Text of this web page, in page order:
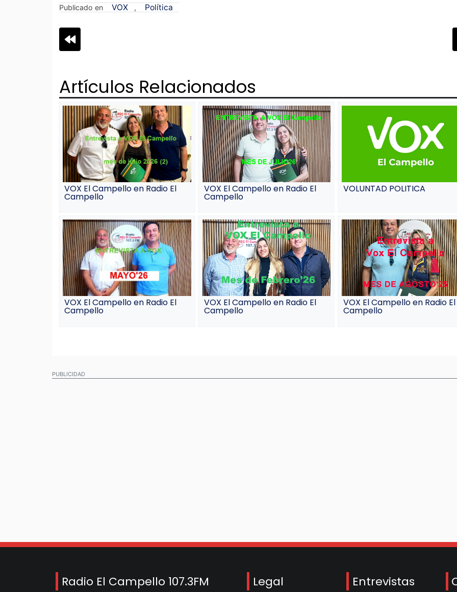
Publicado en VOX , Política
Navegación
de
entradas
Artículos Relacionados
VOX El Campello en Radio El
Campello
VOX El Campello en Radio El
Campello
VOLUNTAD POLITICA
VOX El Campello en Radio El
Campello
VOX El Campello en Radio El
Campello
VOX El Campello en Radio El
Campello
PUBLICIDAD
Radio El Campello 107.3FM Legal Entrevistas